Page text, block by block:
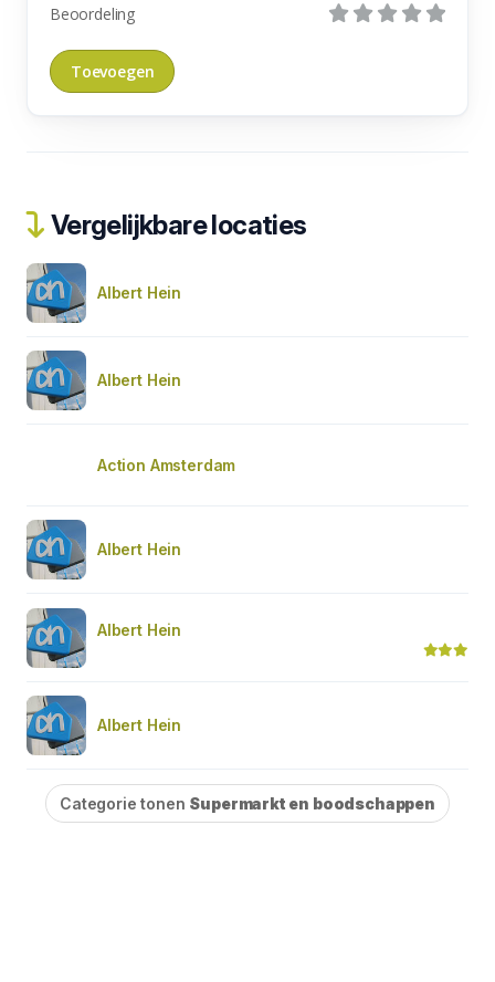
Beoordeling
Vergelijkbare locaties
Albert Hein
Albert Hein
Action Amsterdam
Albert Hein
Albert Hein
Albert Hein
Categorie tonen Supermarkt en boodschappen